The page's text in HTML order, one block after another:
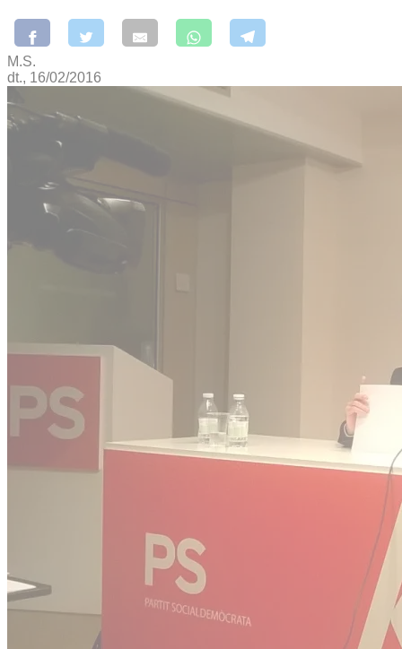
M.S.
dt., 16/02/2016